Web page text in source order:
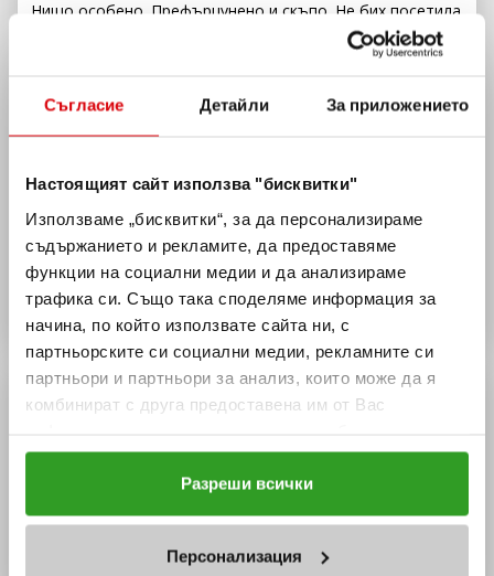
Съгласие Детайли За приложението
Настоящият сайт използва "бисквитки"
Използваме „бисквитки“, за да персонализираме
съдържанието и рекламите, да предоставяме
функции на социални медии и да анализираме
трафика си. Също така споделяме информация за
начина, по който използвате сайта ни, с
партньорските си социални медии, рекламните си
партньори и партньори за анализ, които може да я
комбинират с друга предоставена им от Вас
ползването от Ваша страна на услугите им.
За информация отностно Вашите права и за това как
Политика за бисквитки.
Разреши всички
Персонализация
Нищо особено. Префърцунено и скъпо. Не бих посетила
София / 31.05.2024
една студена порция с месо, а ние ядохме тънка порция
грах с малко хляб. През това време готвачите скучаеха
и никой не се трогна от това, че останахме гладни. От
години не съм си тръгвал от ресторант без да оставя и
стотинка бакшиш.
Виж повече
Детайли
Паркинг, Подходящ за бизнес среща, Подходящ за